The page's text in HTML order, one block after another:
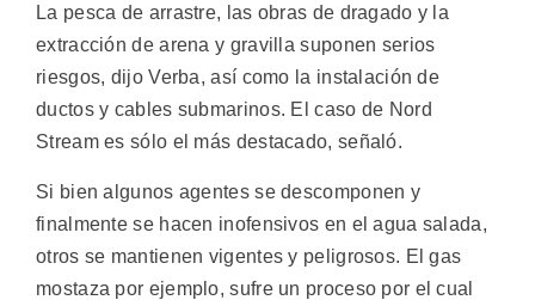
La pesca de arrastre, las obras de dragado y la
extracción de arena y gravilla suponen serios
riesgos, dijo Verba, así como la instalación de
ductos y cables submarinos. El caso de Nord
Stream es sólo el más destacado, señaló.
Si bien algunos agentes se descomponen y
finalmente se hacen inofensivos en el agua salada,
otros se mantienen vigentes y peligrosos. El gas
mostaza por ejemplo, sufre un proceso por el cual